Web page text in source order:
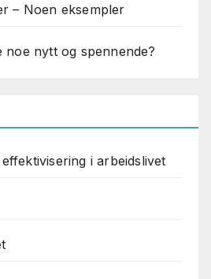
– Noen eksempler
nytt og spennende?
i arbeidslivet